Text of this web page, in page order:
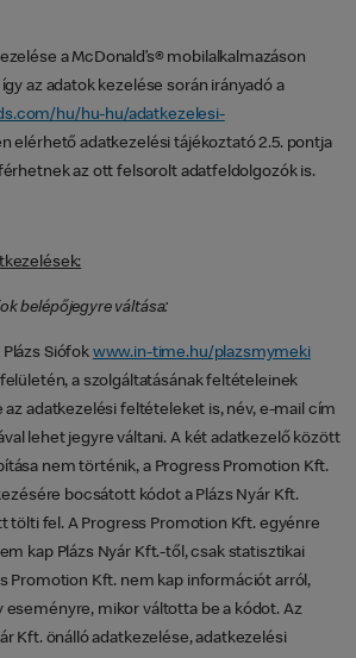
a McDonald’s® mobilalkalmazáson
az adatok kezelése során irányadó a
hu/hu-hu/adatkezelesi-
elérhető adatkezelési tájékoztató 2.5. pontja
az ott felsorolt adatfeldolgozók is.
belépőjegyre váltása:
Siófok www.in-time.hu/plazsmymeki
a szolgáltatásának feltételeinek
az adatkezelési feltételeket is, név, e-mail cím
lehet jegyre váltani. A két adatkezelő között
nem történik, a Progress Promotion Kft.
bocsátott kódot a Plázs Nyár Kft.
tölti fel. A Progress Promotion Kft. egyénre
kap Plázs Nyár Kft.-től, csak statisztikai
Promotion Kft. nem kap információt arról,
eseményre, mikor váltotta be a kódot. Az
Kft. önálló adatkezelése, adatkezelési